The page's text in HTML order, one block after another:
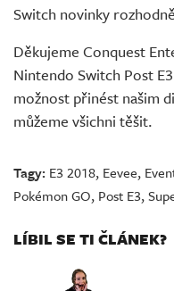
Switch novinky
Děkujeme Conquest
Nintendo Switch Post
možnost přinést našim
můžeme všichni těšit.
Tagy: E3 2018, Eevee,
Pokémon GO, Post E3,
LÍBIL SE TI ČLÁNEK?